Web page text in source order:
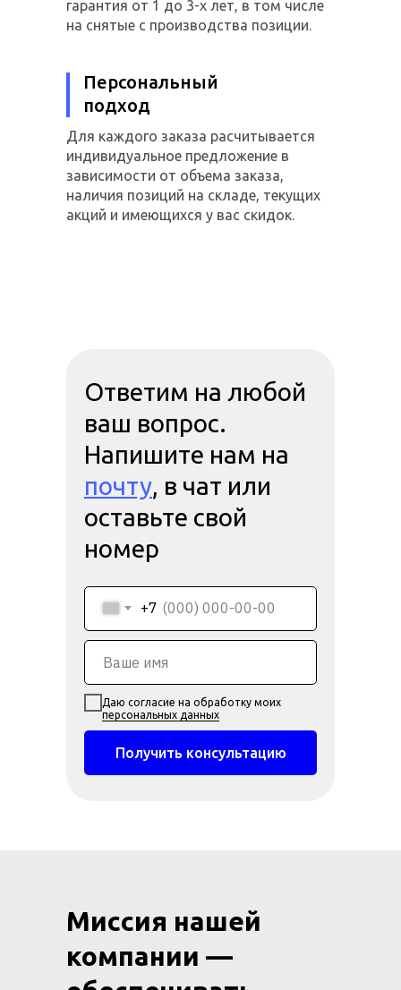
гарантия от 1 до 3-х лет, в том числе
на снятые с производства позиции.
Персональный
подход
Для каждого заказа расчитывается
индивидуальное предложение в
зависимости от объема заказа,
наличия позиций на складе, текущих
акций и имеющихся у вас скидок.
Ответим на любой
ваш вопрос.
Напишите нам на
почту, в чат или
оставьте свой
номер
+7
Даю согласие на обработку моих
персональных данных
Получить консультацию
Миссия нашей
компании —